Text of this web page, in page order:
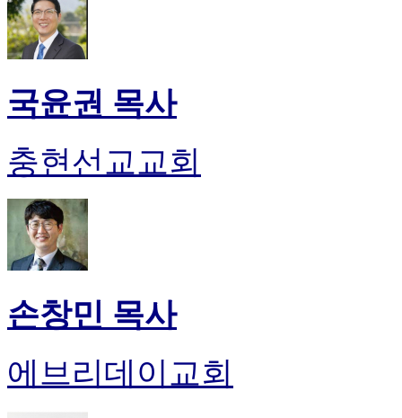
국윤권 목사
충현선교교회
손창민 목사
에브리데이교회